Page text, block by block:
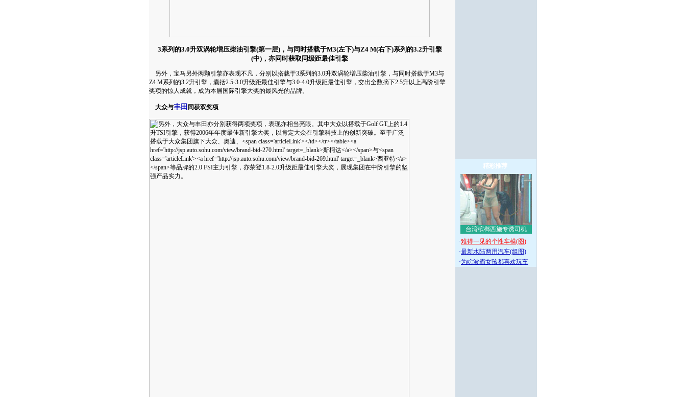
3系列的3.0升双涡轮増压柴油引擎(第一层)，与同时搭载于M3(左下)与Z4 M(右下)系列的3.2升引擎
(中)，亦同时获取同级距最佳引擎
另外，宝马另外两颗引擎亦表现不凡，分别以搭载于3系列的3.0升双涡轮増压柴油引擎，与同时搭载于M3与
Z4 M系列的3.2升引擎，囊括2.5-3.0升级距最佳引擎与3.0-4.0升级距最佳引擎，交出全数摘下2.5升以上高阶引擎
奖项的惊人成就，成为本届国际引擎大奖的最风光的品牌。
大众与丰田 同获双奖项
精彩推荐
台湾槟榔西施专诱司机
·难得一见的个性车模(图)
·最新水陆两用汽车(组图)
·为啥波霸女孩都喜欢玩车